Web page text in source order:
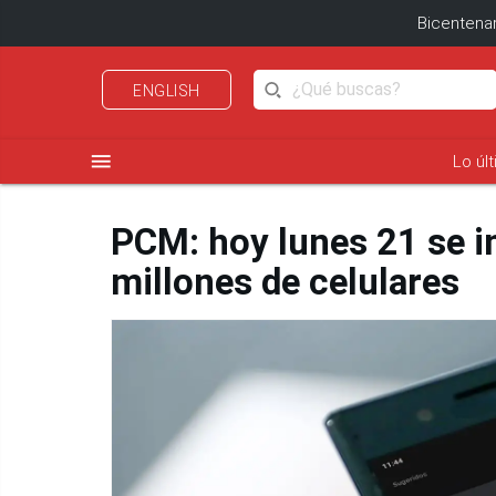
ENGLISH
menu Lo
PCM: hoy lunes 21 se
millones de celulares